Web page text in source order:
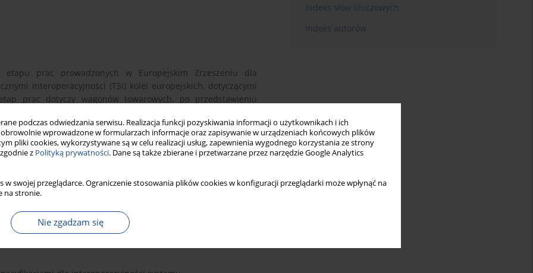
podczas odwiedzania serwisu. Realizacja funkcji pozyskiwania informacji o użytkownikach i ich
wprowadzone w formularzach informacje oraz zapisywanie w urządzeniach końcowych plików
pliki cookies, wykorzystywane są w celu realizacji usług, zapewnienia wygodnego korzystania ze strony
z Polityką prywatności. Dane są także zbierane i przetwarzane przez narzędzie Google Analytics
w swojej przeglądarce. Ograniczenie stosowania plików cookies w konfiguracji przeglądarki może wpłynąć na
na stronie.
Nie zgadzam się
prac prowadzonych w Europejskim Zrzeszeniu dla
interoperacyjności (TSI) kolei europejskich, dotyczącymi
prac dotyczy wagonów towarowych, po przedstawieniu
przedstawione zostały podstawowe dla pracy zespołu
oraz tryb i harmonogram takich prac. Podano w jaki
W głównej części atrykułu przedstawiono parametry
dla interoperacyjności kolei, a na tej podstawie
wagonów. W podsumowaniu zestawiono adresowane do
się z dotychczasowych wyników prac przy TSI dla kolei
kolejowego, delegowanym przez PKP do prac przy
Indeks słów kluczowych
Indeks autorów